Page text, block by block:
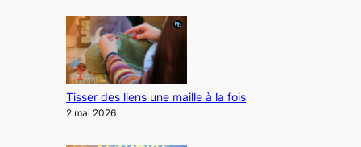
Tisser des liens une maille à la fois
2 mai 2026